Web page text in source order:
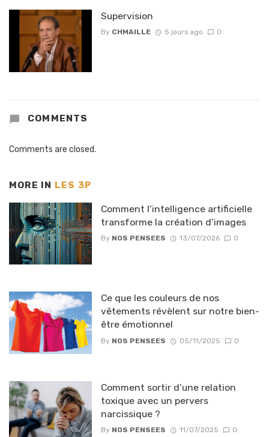
Supervision
By CHMAILLE 5 jours ago 0
COMMENTS
Comments are closed.
MORE IN LES 3P
Comment l’intelligence artificielle
transforme la création d’images
By NOS PENSEES 13/07/2026 0
Ce que les couleurs de nos
vêtements révèlent sur notre bien-
être émotionnel
By NOS PENSEES 05/11/2025 0
Comment sortir d’une relation
toxique avec un pervers
narcissique ?
By NOS PENSEES 11/07/2025 0